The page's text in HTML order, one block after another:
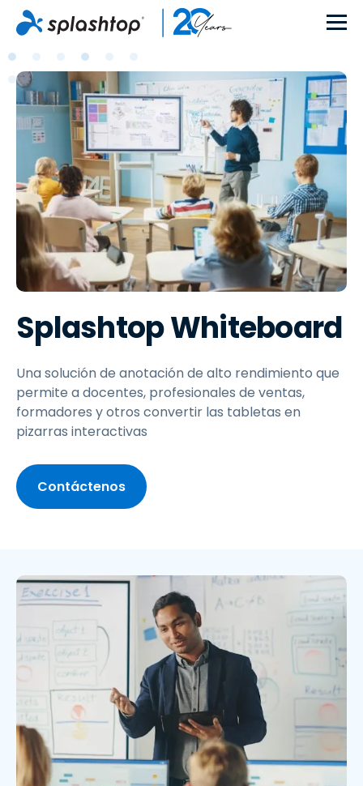
Splashtop Whiteboard
Una solución de anotación de alto rendimiento que
permite a docentes, profesionales de ventas,
formadores y otros convertir las tabletas en
pizarras interactivas
Contáctenos